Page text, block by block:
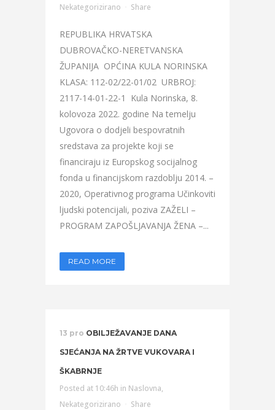
Nekategorizirano Share
REPUBLIKA HRVATSKA
DUBROVAČKO-NERETVANSKA
ŽUPANIJA OPĆINA KULA NORINSKA
KLASA: 112-02/22-01/02 URBROJ:
2117-14-01-22-1 Kula Norinska, 8.
kolovoza 2022. godine Na temelju
Ugovora o dodjeli bespovratnih
sredstava za projekte koji se
financiraju iz Europskog socijalnog
fonda u financijskom razdoblju 2014. –
2020, Operativnog programa Učinkoviti
ljudski potencijali, poziva ZAŽELI –
PROGRAM ZAPOŠLJAVANJA ŽENA –...
READ MORE
13 pro OBILJEŽAVANJE DANA
SJEĆANJA NA ŽRTVE VUKOVARA I
ŠKABRNJE
Posted at 10:46h in Naslovna,
Nekategorizirano
Share